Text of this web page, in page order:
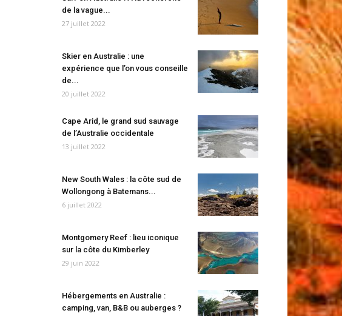
de la vague...
27 juillet 2022
Skier en Australie : une
expérience que l’on vous conseille
de...
20 juillet 2022
Cape Arid, le grand sud sauvage
de l’Australie occidentale
13 juillet 2022
New South Wales : la côte sud de
Wollongong à Batemans...
6 juillet 2022
Montgomery Reef : lieu iconique
sur la côte du Kimberley
29 juin 2022
Hébergements en Australie :
camping, van, B&B ou auberges ?